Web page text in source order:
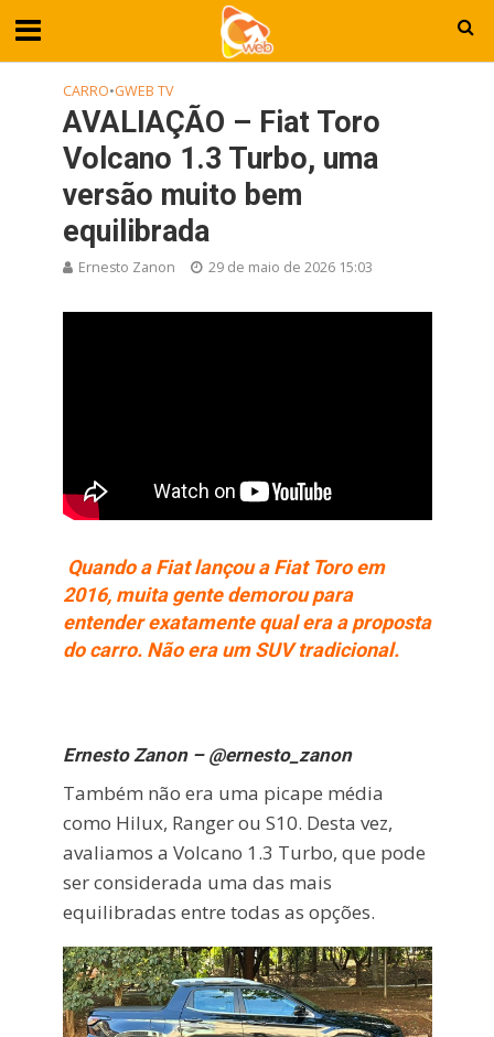
CARRO•GWEB TV
AVALIAÇÃO – Fiat Toro
Volcano 1.3 Turbo, uma
versão muito bem
equilibrada
Ernesto Zanon 29 de maio de 2026 15:03
Quando a Fiat lançou a Fiat Toro em
2016, muita gente demorou para
entender exatamente qual era a proposta
do carro. Não era um SUV tradicional.
Ernesto Zanon – @ernesto_zanon
Também não era uma picape média
como Hilux, Ranger ou S10. Desta vez,
avaliamos a Volcano 1.3 Turbo, que pode
ser considerada uma das mais
equilibradas entre todas as opções.